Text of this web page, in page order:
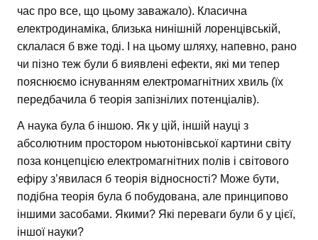
час про все, що цьому заважало). Класична
електродинаміка, близька нинішній лоренцівській,
склалася б вже тоді. І на цьому шляху, напевно, рано
чи пізно теж були б виявлені ефекти, які ми тепер
пояснюємо існуванням електромагнітних хвиль (їх
передбачила б теорія запізнілих потенціалів).
А наука була б іншою. Як у цій, іншій науці з
абсолютним простором ньютонівської картини світу
поза концепцією електромагнітних полів і світового
ефіру з’явилася б теорія відносності? Може бути,
подібна теорія була б побудована, але принципово
іншими засобами. Якими? Які переваги були б у цієї,
іншої науки?